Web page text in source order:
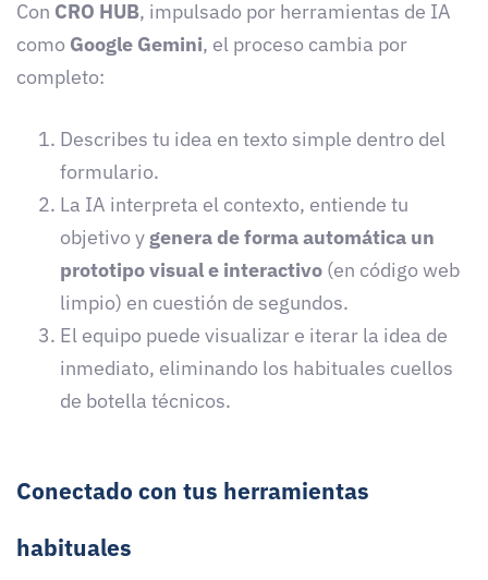
Con CRO HUB, impulsado por herramientas de IA
como Google Gemini, el proceso cambia por
completo:
Describes tu idea en texto simple dentro del
formulario.
La IA interpreta el contexto, entiende tu
objetivo y genera de forma automática un
prototipo visual e interactivo (en código web
limpio) en cuestión de segundos.
El equipo puede visualizar e iterar la idea de
inmediato, eliminando los habituales cuellos
de botella técnicos.
Conectado con tus herramientas
habituales